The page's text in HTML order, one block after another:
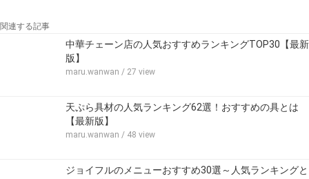
関連する記事
中華チェーン店の人気おすすめランキングTOP30【最新
版】
maru.wanwan / 27 view
天ぷら具材の人気ランキング62選！おすすめの具とは
【最新版】
maru.wanwan / 48 view
ジョイフルのメニューおすすめ30選～人気ランキングと